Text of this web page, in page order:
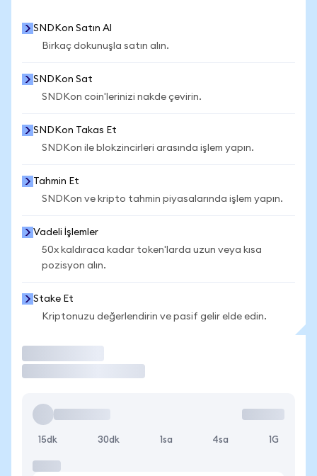
SNDKon Satın Al
Birkaç dokunuşla satın alın.
SNDKon Sat
SNDKon coin'lerinizi nakde çevirin.
SNDKon Takas Et
SNDKon ile blokzincirleri arasında işlem yapın.
Tahmin Et
SNDKon ve kripto tahmin piyasalarında işlem yapın.
Vadeli İşlemler
50x kaldıraca kadar token'larda uzun veya kısa
pozisyon alın.
Stake Et
Kriptonuzu değerlendirin ve pasif gelir elde edin.
15dk 30dk 1sa 4sa 1G